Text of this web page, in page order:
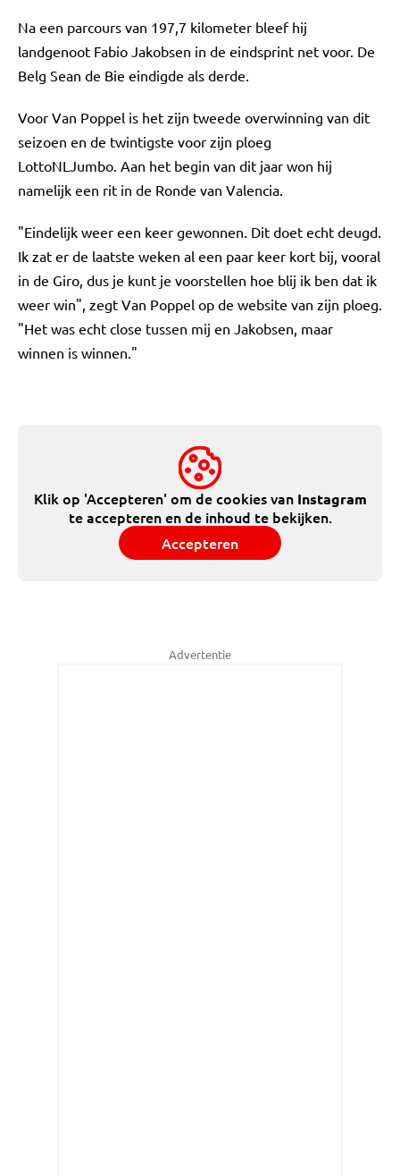
Na een parcours van 197,7 kilometer bleef hij
landgenoot Fabio Jakobsen in de eindsprint net voor. De
Belg Sean de Bie eindigde als derde.
Voor Van Poppel is het zijn tweede overwinning van dit
seizoen en de twintigste voor zijn ploeg
LottoNLJumbo. Aan het begin van dit jaar won hij
namelijk een rit in de Ronde van Valencia.
"Eindelijk weer een keer gewonnen. Dit doet echt deugd.
Ik zat er de laatste weken al een paar keer kort bij, vooral
in de Giro, dus je kunt je voorstellen hoe blij ik ben dat ik
weer win", zegt Van Poppel op de website van zijn ploeg.
"Het was echt close tussen mij en Jakobsen, maar
winnen is winnen."
Klik op 'Accepteren' om de cookies van Instagram
te accepteren en de inhoud te bekijken.
Accepteren
Advertentie